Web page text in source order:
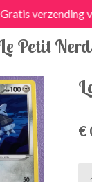
Petit
Gratis verzending
€